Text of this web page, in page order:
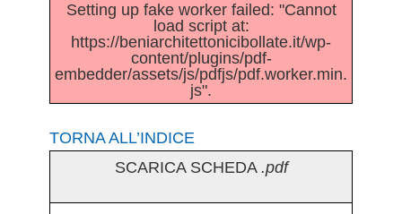
Setting up fake worker failed: "Cannot
load script at:
https://beniarchitettonicibollate.it/wp-
content/plugins/pdf-
embedder/assets/js/pdfjs/pdf.worker.min.
js".
TORNA ALL’INDICE
SCARICA SCHEDA .pdf